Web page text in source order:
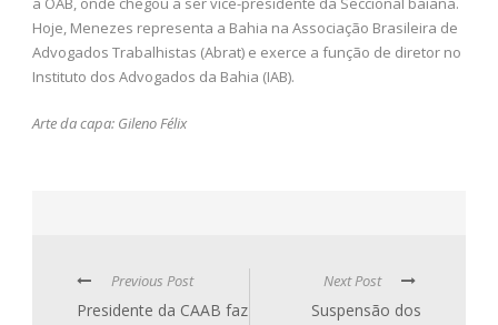
Hoje, Menezes representa a Bahia na Associação Brasileira de
Advogados Trabalhistas (Abrat) e exerce a função de diretor no
Instituto dos Advogados da Bahia (IAB).
Arte da capa: Gileno Félix
Previous Post
Presidente da CAAB faz
Next Post
Suspensão dos